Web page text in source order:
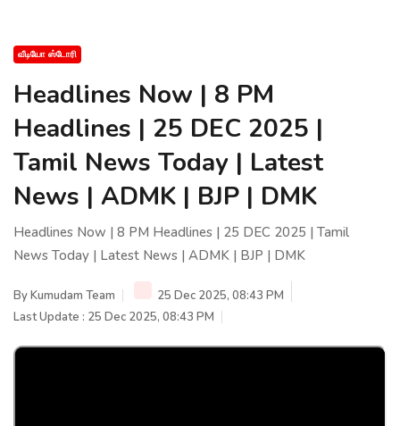
வீடியோ ஸ்டோரி
Headlines Now | 8 PM
Headlines | 25 DEC 2025 |
Tamil News Today | Latest
News | ADMK | BJP | DMK
Headlines Now | 8 PM Headlines | 25 DEC 2025 | Tamil
News Today | Latest News | ADMK | BJP | DMK
ByKumudam Team
25 Dec 2025, 08:43 PM
Last Update : 25 Dec 2025, 08:43 PM